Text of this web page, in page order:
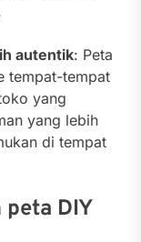
autentik: Peta
tempat-tempat
yang
yang lebih
di tempat
DIY